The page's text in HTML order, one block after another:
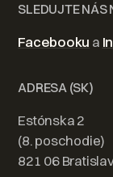
SLEDUJTE NÁS
Facebooku a
ADRESA (SK)
Estónska 2
(8. poschodie)
821 06